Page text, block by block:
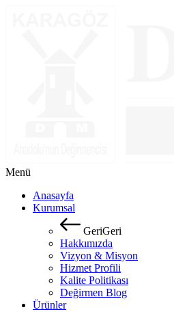
Menü
Anasayfa
Kurumsal
GeriGeri
Hakkımızda
Vizyon & Misyon
Hizmet Profili
Kalite Politikası
Değirmen Blog
Ürünler